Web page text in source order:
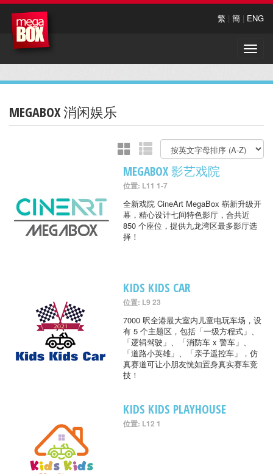
繁 | 簡 | ENG
Toggle
MEGABOX 消闲娱乐
MEGABOX 影艺戏院
位置: L11 1-7
全新戏院 CineArt MegaBox 崭新升级开
幕，精心设计七间特色影厅，合共近
850 个座位，提供九龙湾区最多影厅选
择！
KIDS KIDS CAR
位置: L9 23
7000 呎全港最大室内儿童电玩车场，设
有 5 个主题区，包括「一级方程式」、
「逻辑驾驶」、「消防车 x 警车」、
「道路小英雄」、「亲子遥控车」，仿
真赛道可让小朋友恍如置身真实赛车竞
技！
KIDS KIDS PLAYHOUSE
位置: L12 1